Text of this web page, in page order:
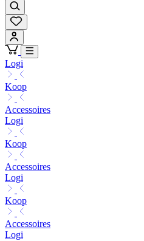
Logi
Koop
Accessoires
Logi
Koop
Accessoires
Logi
Koop
Accessoires
Logi